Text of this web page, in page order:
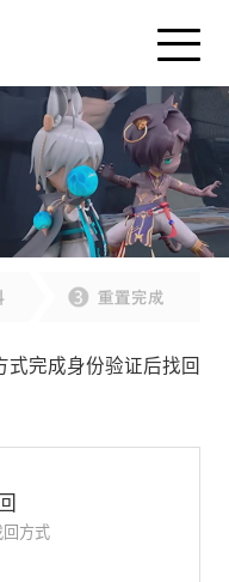
品
式完成身份验证后找回
回方式